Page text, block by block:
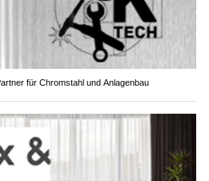
für Chromstahl und Anlagenbau